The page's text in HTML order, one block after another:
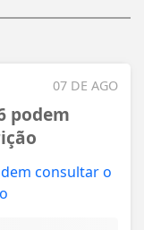
07 DE AGO
podem